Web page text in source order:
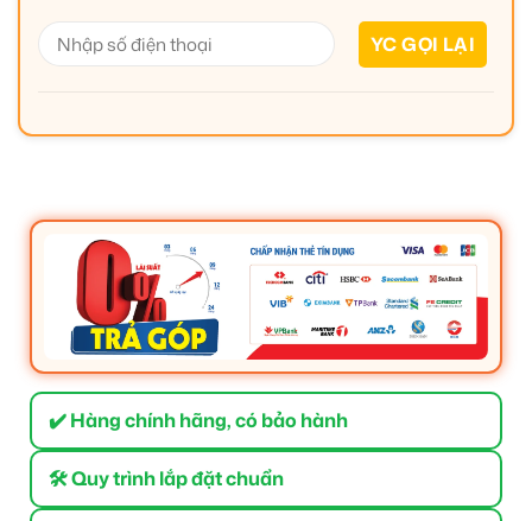
✔️ Hàng chính hãng, có bảo hành
🛠 Quy trình lắp đặt chuẩn